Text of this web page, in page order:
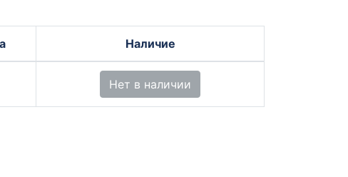
Наличие
Нет в наличии